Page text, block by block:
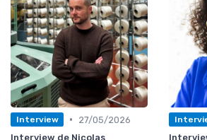
Interview •
27/05/2026
Interview de Nicolas